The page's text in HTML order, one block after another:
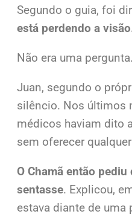
Segundo o guia, foi
está perdendo a
Não era uma
Juan, segundo o
silêncio. Nos últimos
médicos haviam dito
sem oferecer
O Chamã então pediu
sentasse. Explicou,
estava diante de uma